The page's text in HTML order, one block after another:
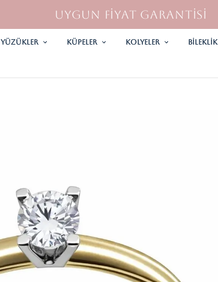
UYGUN FİYAT GARANTİSİ
YÜZÜKLER KÜPELER KOLYELER Bileklik